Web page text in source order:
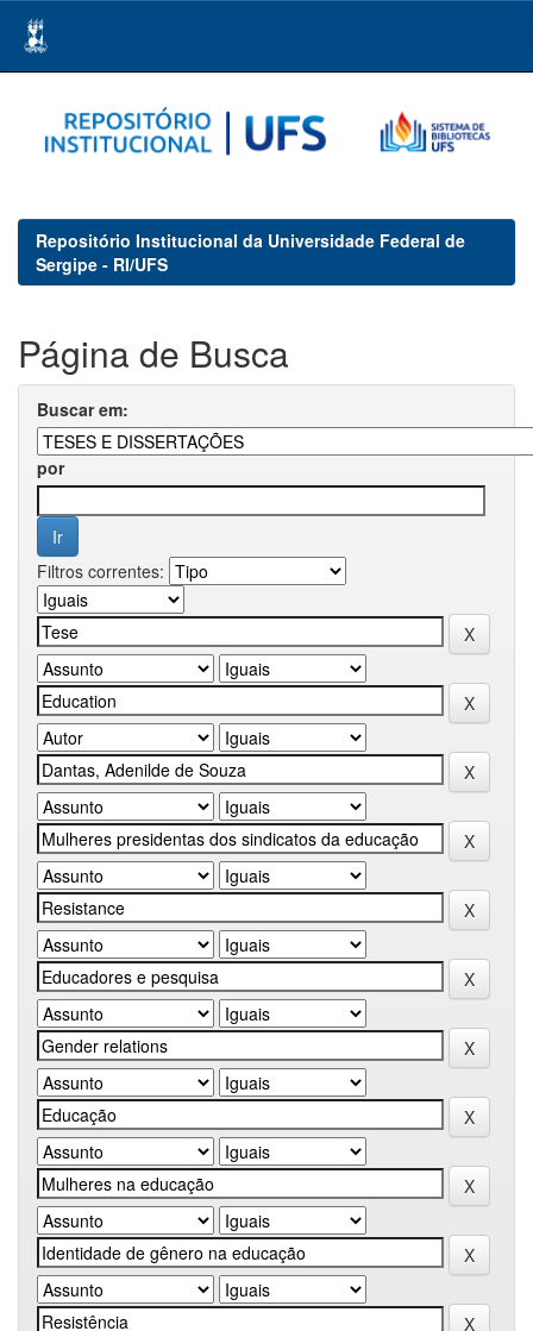
navigation
Repositório Institucional da Universidade Federal de
Sergipe - RI/UFS
Página de Busca
Buscar em:
por
Filtros correntes: